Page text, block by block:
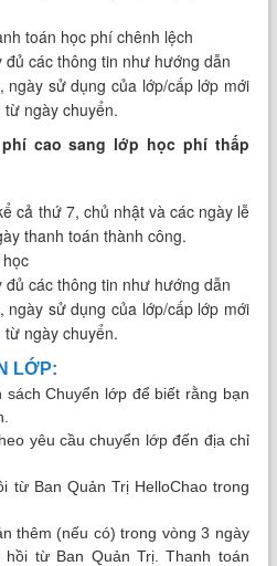
toán học phí chênh lệch
các thông tin như hướng dẫn
ngày sử dụng của lớp/cấp lớp mới
ngày chuyển.
cao sang lớp học phí thấp
cả thứ 7, chủ nhật và các ngày lễ
thanh toán thành công.
các thông tin như hướng dẫn
ngày sử dụng của lớp/cấp lớp mới
ngày chuyển.
LỚP:
Chuyển lớp để biết rằng bạn
yêu cầu chuyển lớp đến địa chỉ
từ Ban Quản Trị HelloChao trong
thêm (nếu có) trong vòng 3 ngày
từ Ban Quản Trị. Thanh toán